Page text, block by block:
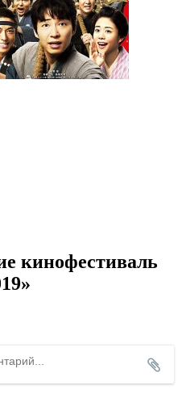
кинофестиваль